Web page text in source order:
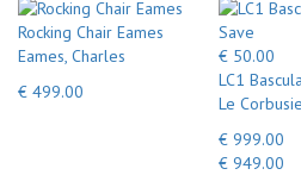
Rocking Chair Eames
Eames, Charles
€ 499.00
Save
€ 50.00
LC1
Le
€ 999.00
€ 949.00